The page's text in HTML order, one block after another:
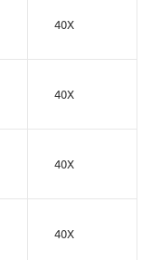
40Х
40Х
40Х
40Х